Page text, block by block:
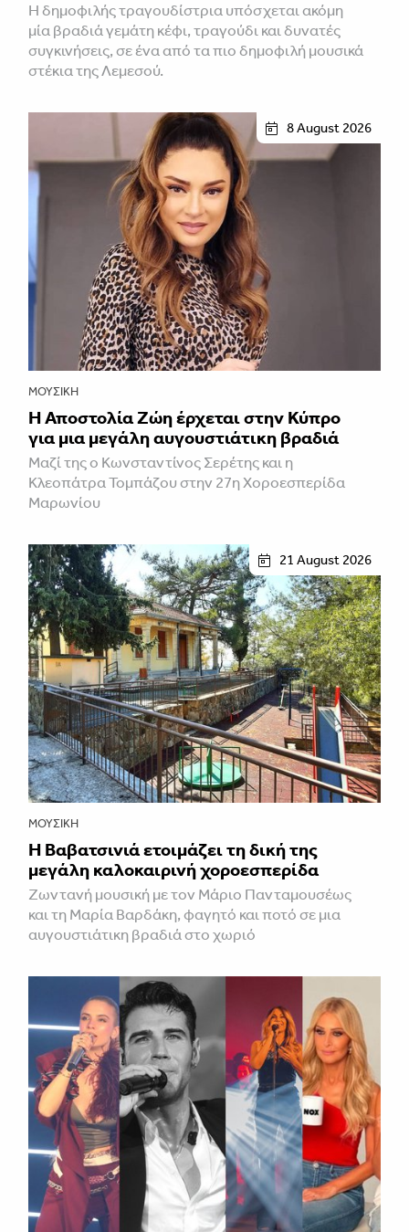
H δημοφιλής τραγουδίστρια υπόσχεται ακόμη
μία βραδιά γεμάτη κέφι, τραγούδι και δυνατές
συγκινήσεις, σε ένα από τα πιο δημοφιλή μουσικά
στέκια της Λεμεσού.
8 August 2026
ΜΟΥΣΙΚΉ
Η Αποστολία Ζώη έρχεται στην Κύπρο
για μια μεγάλη αυγουστιάτικη βραδιά
Μαζί της ο Κωνσταντίνος Σερέτης και η
Κλεοπάτρα Τομπάζου στην 27η Χοροεσπερίδα
Μαρωνίου
21 August 2026
ΜΟΥΣΙΚΉ
Η Βαβατσινιά ετοιμάζει τη δική της
μεγάλη καλοκαιρινή χοροεσπερίδα
Ζωντανή μουσική με τον Μάριο Πανταμουσέως
και τη Μαρία Βαρδάκη, φαγητό και ποτό σε μια
αυγουστιάτικη βραδιά στο χωριό